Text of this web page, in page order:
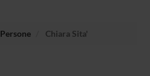
Persone Chiara Sita'